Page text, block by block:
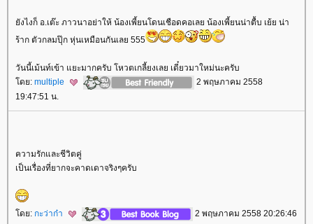
ังไงก็ อ.เต๊ะ ภาวนาอย่าให้ น้องเพี้ยนโดนเชือดคอเลย น้องเพี้ยนน่าตื้บ เย้ย น่า
ร้าก ตัวกลมปุ๊ก หุ่นเหมือนกันเลย 555
วันนี้เม้นท์เข้า แยะมากครับ โหวตเกลี้ยงเลย เดี๋ยวมาใหม่นะครับ
ดย: multiple
2 พฤษภาคม 2558
19:47:51 น.
ความรักและชีวิตคู่
เป็นเรื่องที่ยากจะคาดเดาจริงๆครับ
ดย: กะว่าก๋า
2 พฤษภาคม 2558 20:26:46